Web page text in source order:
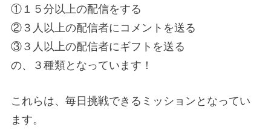
①１５分以上の配信をする
②３人以上の配信者にコメントを送る
③３人以上の配信者にギフトを送る
の、３種類となっています！
これらは、毎日挑戦できるミッションとなってい
ます。